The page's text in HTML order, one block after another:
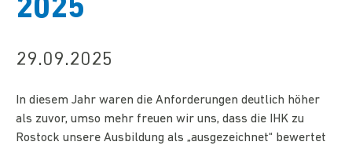
2025
29.09.2025
In diesem Jahr waren die Anforderungen deutlich höher
als zuvor, umso mehr freuen wir uns, dass die IHK zu
Rostock unsere Ausbildung als „ausgezeichnet“ bewertet